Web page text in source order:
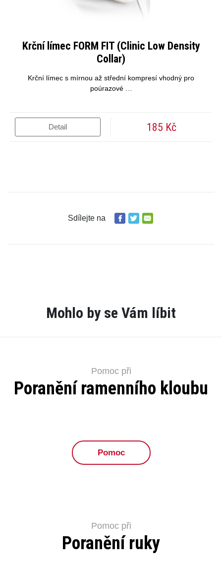
Krční límec FORM FIT (Clinic Low Density
Collar)
Krční límec s mírnou až střední kompresí vhodný pro
poúrazové …
Detail 185 Kč
Sdílejte na
Mohlo by se Vám líbit
Pomoc při
Poranění ramenního kloubu
Pomoc
Pomoc při
Poranění ruky